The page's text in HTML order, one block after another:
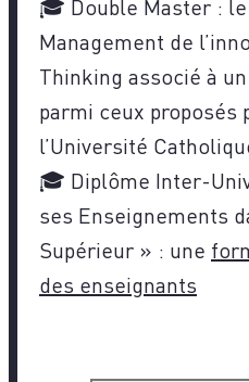
🎓 Double Master :
Management de
Thinking associé à
parmi ceux proposés
l’Université
🎓 Diplôme Inter-
ses Enseignements
Supérieur » : une
des enseignants